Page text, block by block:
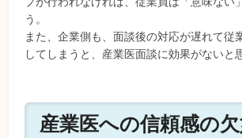
う。
また、企業側も、面談後の対応が遅れて従
してしまうと、産業医面談に効果がないと
産業医への信頼感の